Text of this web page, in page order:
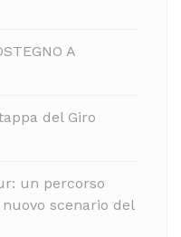
A
del Giro
un percorso
scenario del